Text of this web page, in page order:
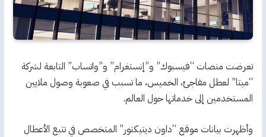
تعرضت منصات “فيسبوك” و”إنستغرام” و”واتساب” التابعة لشركة
“ميتا” لعطل مفاجئ، الخميس، ما تسبب في صعوبة وصول ملايين
المستخدمين إلى خدماتها حول العالم.
وأظهرت بيانات موقع “داون ديتيكتور” المتخصص في تتبع الأعطال